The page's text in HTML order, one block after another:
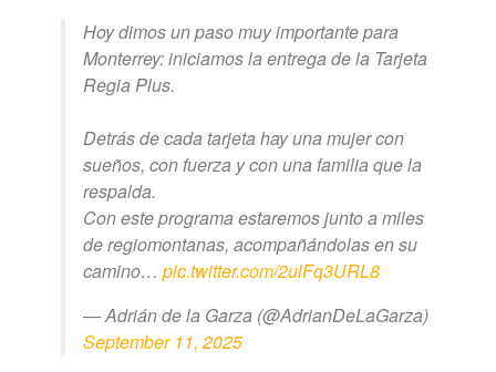
Hoy dimos un paso muy importante para
Monterrey: iniciamos la entrega de la Tarjeta
Regia Plus.
Detrás de cada tarjeta hay una mujer con
sueños, con fuerza y con una familia que la
respalda.
Con este programa estaremos junto a miles
de regiomontanas, acompañándolas en su
camino… pic.twitter.com/2ulFq3URL8
— Adrián de la Garza (@AdrianDeLaGarza)
September 11, 2025